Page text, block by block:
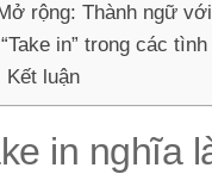
rộng: Thành ngữ với
in” trong các
Kết luận
in nghĩa